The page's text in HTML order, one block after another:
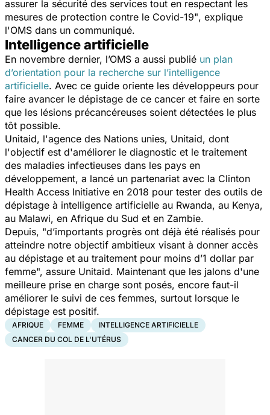
assurer la sécurité des services tout en respectant les
mesures de protection contre le Covid-19", explique
l'OMS dans un communiqué.
Intelligence artificielle
En novembre dernier, l’OMS a aussi publié un plan
d’orientation pour la recherche sur l’intelligence
artificielle. Avec ce guide oriente les développeurs pour
faire avancer le dépistage de ce cancer et faire en sorte
que les lésions précancéreuses soient détectées le plus
tôt possible.
Unitaid, l'agence des Nations unies, Unitaid, dont
l'objectif est d'améliorer le diagnostic et le traitement
des maladies infectieuses dans les pays en
développement, a lancé un partenariat avec la Clinton
Health Access Initiative en 2018 pour tester des outils de
dépistage à intelligence artificielle au Rwanda, au Kenya,
au Malawi, en Afrique du Sud et en Zambie.
Depuis, "d’importants progrès ont déjà été réalisés pour
atteindre notre objectif ambitieux visant à donner accès
au dépistage et au traitement pour moins d’1 dollar par
femme", assure Unitaid. Maintenant que les jalons d'une
meilleure prise en charge sont posés, encore faut-il
améliorer le suivi de ces femmes, surtout lorsque le
dépistage est positif.
AFRIQUE FEMME
INTELLIGENCE ARTIFICIELLE
CANCER DU COL DE L'UTÉRUS